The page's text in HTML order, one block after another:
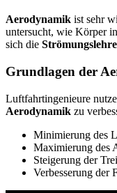
Aerodynamik ist sehr
untersucht, wie Körper
sich die Strömungslehre
Grundlagen der
Luftfahrtingenieure
Aerodynamik zu
Minimierung des
Maximierung des
Steigerung der
Verbesserung der